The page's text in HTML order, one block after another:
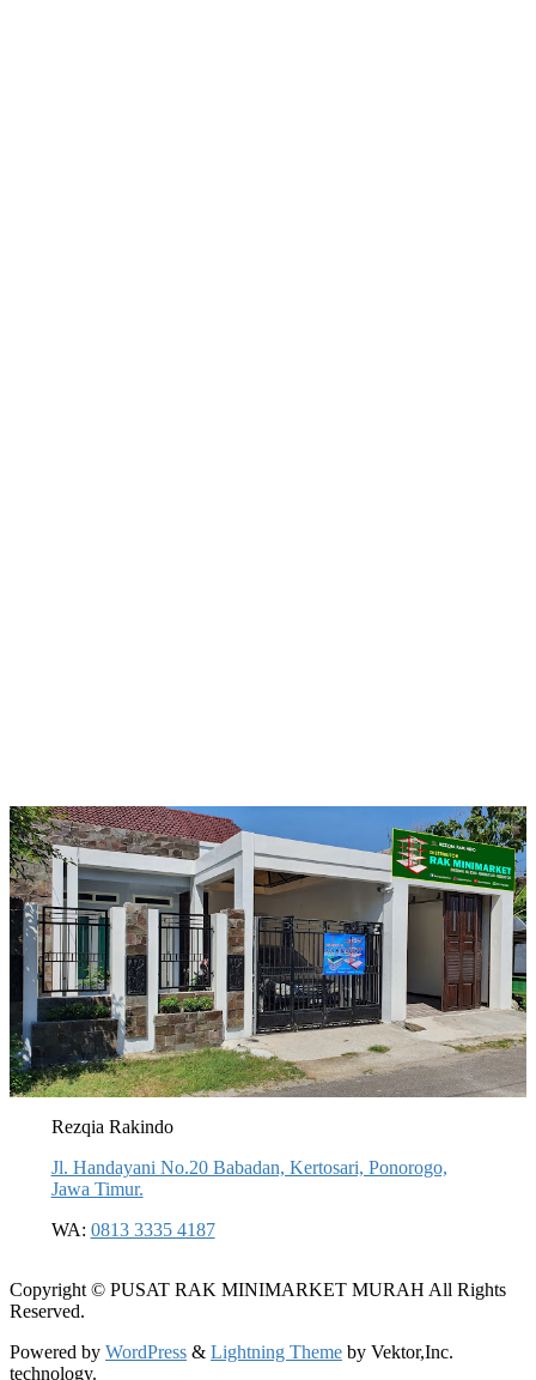
Rezqia Rakindo
Jl. Handayani No.20 Babadan, Kertosari, Ponorogo,
Jawa Timur.
WA: 0813 3335 4187
Copyright © PUSAT RAK MINIMARKET MURAH All Rights
Reserved.
Powered by WordPress & Lightning Theme by Vektor,Inc.
technology.